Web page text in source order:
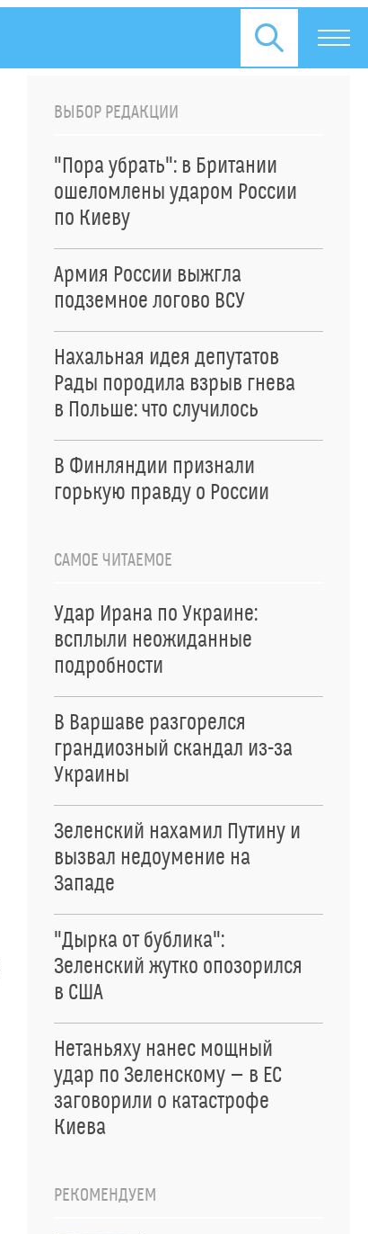
ВЫБОР РЕДАКЦИИ
"Пора убрать": в Британии
ошеломлены ударом России
по Киеву
Армия России выжгла
подземное логово ВСУ
Нахальная идея депутатов
Рады породила взрыв гнева
в Польше: что случилось
В Финляндии признали
горькую правду о России
САМОЕ ЧИТАЕМОЕ
Удар Ирана по Украине:
всплыли неожиданные
подробности
В Варшаве разгорелся
грандиозный скандал из-за
Украины
Зеленский нахамил Путину и
вызвал недоумение на
Западе
"Дырка от бублика":
Зеленский жутко опозорился
в США
Нетаньяху нанес мощный
удар по Зеленскому — в ЕС
заговорили о катастрофе
Киева
РЕКОМЕНДУЕМ